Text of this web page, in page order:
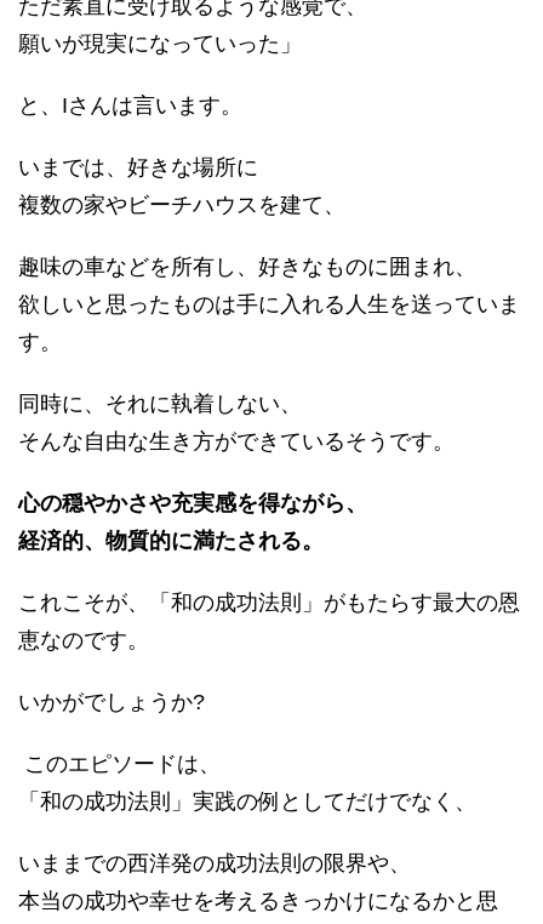
ただ素直に受け取るような感覚で、
願いが現実になっていった」
と、Iさんは言います。
いまでは、好きな場所に
複数の家やビーチハウスを建て、
趣味の車などを所有し、好きなものに囲まれ、
欲しいと思ったものは手に入れる人生を送っていま
す。
同時に、それに執着しない、
そんな自由な生き方ができているそうです。
心の穏やかさや充実感を得ながら、
経済的、物質的に満たされる。
これこそが、「和の成功法則」がもたらす最大の恩
恵なのです。
いかがでしょうか?
このエピソードは、
「和の成功法則」実践の例としてだけでなく、
いままでの西洋発の成功法則の限界や、
本当の成功や幸せを考えるきっかけになるかと思